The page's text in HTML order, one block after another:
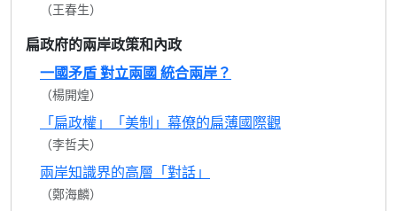
（王春生）
扁政府的兩岸政策和內政
一國矛盾 對立兩國 統合兩岸？
（楊開煌）
「扁政權」「美制」幕僚的扁薄國際觀
（李哲夫）
兩岸知識界的高層「對話」
（鄭海麟）